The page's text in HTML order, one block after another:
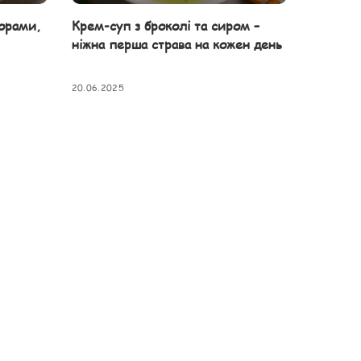
Крем-суп з броколі та сиром –
ніжна перша страва на кожен день
20.06.2025